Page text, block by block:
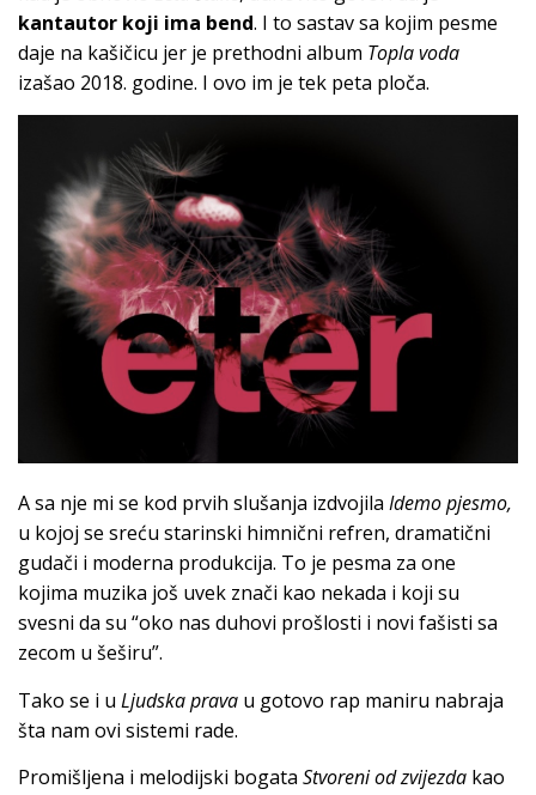
kantautor koji ima bend. I to sastav sa kojim pesme
daje na kašičicu jer je prethodni album Topla voda
izašao 2018. godine. I ovo im je tek peta ploča.
A sa nje mi se kod prvih slušanja izdvojila Idemo pjesmo,
u kojoj se sreću starinski himnični refren, dramatični
gudači i moderna produkcija. To je pesma za one
kojima muzika još uvek znači kao nekada i koji su
svesni da su “oko nas duhovi prošlosti i novi fašisti sa
zecom u šeširu”.
Tako se i u Ljudska prava u gotovo rap maniru nabraja
šta nam ovi sistemi rade.
Promišljena i melodijski bogata Stvoreni od zvijezda kao